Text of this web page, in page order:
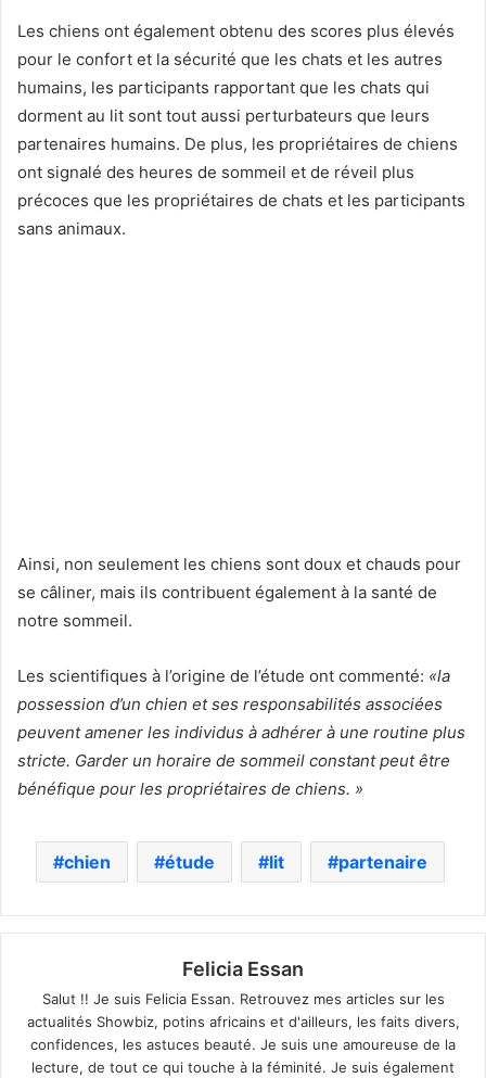
Les chiens ont également obtenu des scores plus élevés
pour le confort et la sécurité que les chats et les autres
humains, les participants rapportant que les chats qui
dorment au lit sont tout aussi perturbateurs que leurs
partenaires humains. De plus, les propriétaires de chiens
ont signalé des heures de sommeil et de réveil plus
précoces que les propriétaires de chats et les participants
sans animaux.
Ainsi, non seulement les chiens sont doux et chauds pour
se câliner, mais ils contribuent également à la santé de
notre sommeil.
Les scientifiques à l’origine de l’étude ont commenté: «la
possession d’un chien et ses responsabilités associées
peuvent amener les individus à adhérer à une routine plus
stricte. Garder un horaire de sommeil constant peut être
bénéfique pour les propriétaires de chiens. »
chien étude lit partenaire
Felicia Essan
Salut !! Je suis Felicia Essan. Retrouvez mes articles sur les
actualités Showbiz, potins africains et d'ailleurs, les faits divers,
confidences, les astuces beauté. Je suis une amoureuse de la
lecture, de tout ce qui touche à la féminité. Je suis également